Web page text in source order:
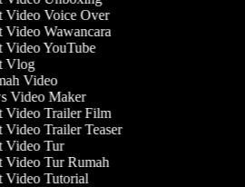
Voice Over
Wawancara
YouTube
Vlog
Video
Video Maker
Trailer Film
Trailer Teaser
Tur
Tur Rumah
Tutorial